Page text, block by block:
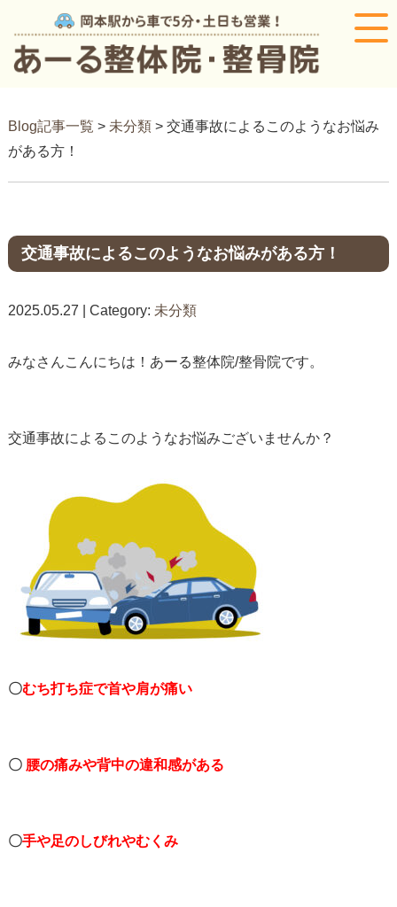
Blog記事一覧 > 未分類> 交通事故によるこのようなお悩み
がある方！
交通事故によるこのようなお悩みがある方！
2025.05.27 | Category: 未分類
みなさんこんにちは！あーる整体院/整骨院です。
交通事故によるこのようなお悩みございませんか？
〇むち打ち症で首や肩が痛い
〇 腰の痛みや背中の違和感がある
〇手や足のしびれやむくみ